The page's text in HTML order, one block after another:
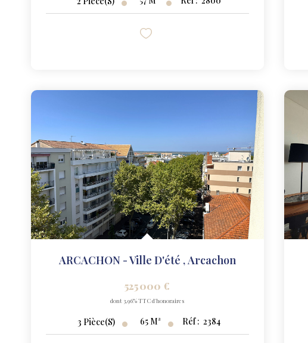
ARCACHON - Ville D'été ,Arcachon
525 000 €
dont 3,96% TTC d'honoraires
3 Pièce(s) 65 M² Réf : 2384